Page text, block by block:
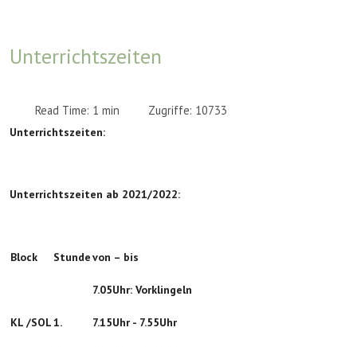
Unterrichtszeiten
Read Time: 1 min Zugriffe: 10733
Unterrichtszeiten:
Unterrichtszeiten ab 2021/2022:
Block Stundevon – bis
7.05Uhr: Vorklingeln
KL /SOL1. 7.15Uhr - 7.55Uhr